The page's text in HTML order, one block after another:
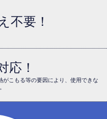
不要！
応！
こもる等の要因により、使用できな